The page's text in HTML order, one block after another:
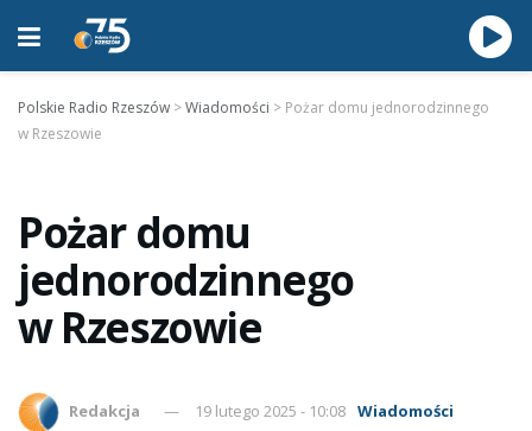
Polskie Radio Rzeszów >Wiadomości > Pożar domu jednorodzinnego
w Rzeszowie
Pożar domu
jednorodzinnego
w Rzeszowie
Redakcja 19 lutego 2025 - 10:08 Wiadomości